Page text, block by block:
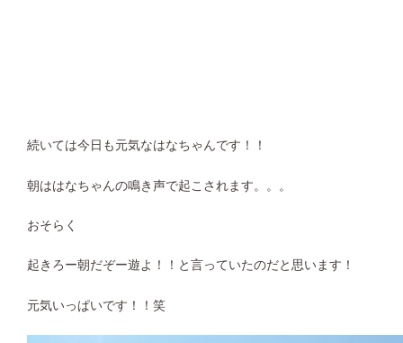
続いては今日も元気なはなちゃんです！！
朝ははなちゃんの鳴き声で起こされます。。。
おそらく
起きろー朝だぞー遊よ！！と言っていたのだと思います！
元気いっぱいです！！笑